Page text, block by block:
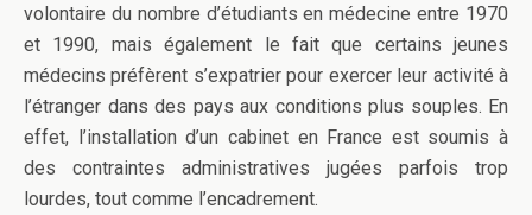
volontaire du nombre d’étudiants en médecine entre 1970
et 1990, mais également le fait que certains jeunes
médecins préfèrent s’expatrier pour exercer leur activité à
l’étranger dans des pays aux conditions plus souples. En
effet, l’installation d’un cabinet en France est soumis à
des contraintes administratives jugées parfois trop
lourdes, tout comme l’encadrement.